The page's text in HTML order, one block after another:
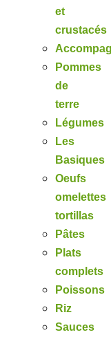
et
crustacés
Pommes
de
terre
Légumes
Les
Basiques
Oeufs
omelettes
tortillas
Pâtes
Plats
complets
Poissons
Riz
Sauces